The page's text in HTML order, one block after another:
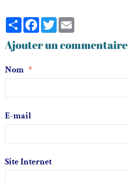
PartagerFacebook
Twitter
Ajouter un commentaire
Nom
E-mail
Site Internet